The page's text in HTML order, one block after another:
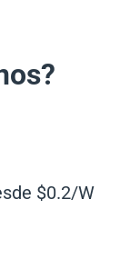
$0.2/W